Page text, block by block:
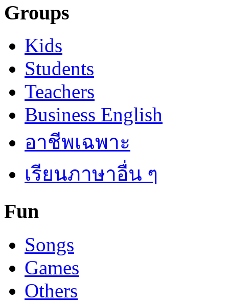
Groups
Kids
Students
Teachers
Business English
อาชีพเฉพาะ
เรียนภาษาอื่น ๆ
Fun
Songs
Games
Others